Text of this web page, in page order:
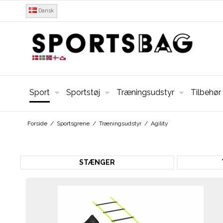
Dansk
Sport Sportstøj Træningsudstyr Tilbehør
Forside / Sportsgrene / Træningsudstyr / Agility
STÆNGER